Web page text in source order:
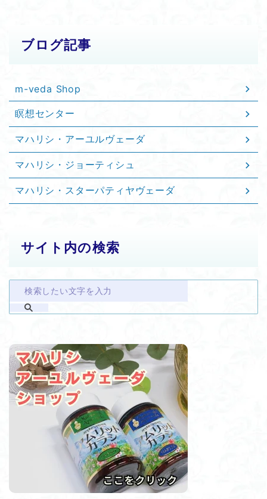
ブログ記事
m-veda Shop
瞑想センター
マハリシ・アーユルヴェーダ
マハリシ・ジョーティシュ
マハリシ・スターパティヤヴェーダ
サイト内の検索